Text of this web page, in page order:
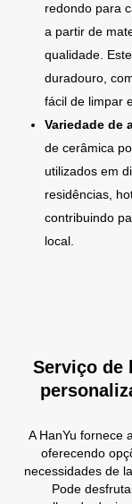
redondo para
a partir de
qualidade.
duradouro,
fácil de limpar
Variedade de
de cerâmica
utilizados em
residências,
contribuindo
local.
Serviço de
A HanYu fornece
oferecendo
necessidades de
Pode